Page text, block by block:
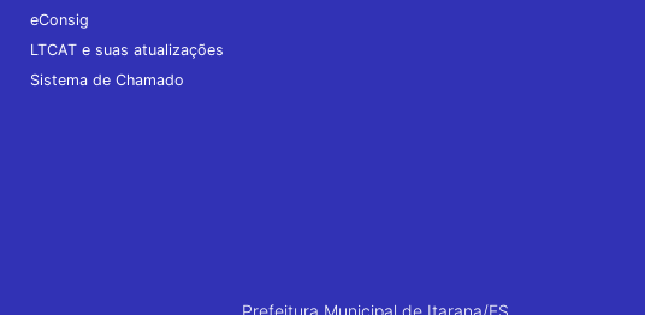
eConsig
LTCAT e suas atualizações
Sistema de Chamado
Prefeitura Municipal de Itarana/ES